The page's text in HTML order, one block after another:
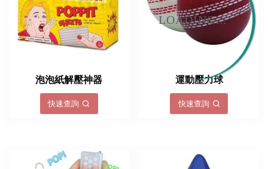
LOADING...
泡泡紙解壓神器
快速查詢
運動壓力球
快速查詢